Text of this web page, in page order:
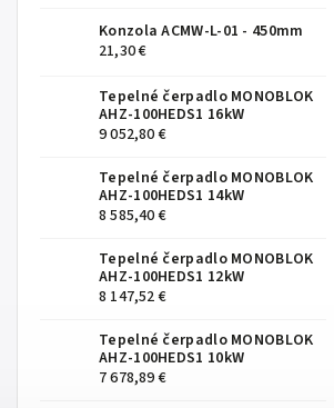
Konzola ACMW-L-01 - 450mm
21,30 €
Tepelné čerpadlo MONOBLOK
AHZ-100HEDS1 16kW
9 052,80 €
Tepelné čerpadlo MONOBLOK
AHZ-100HEDS1 14kW
8 585,40 €
Tepelné čerpadlo MONOBLOK
AHZ-100HEDS1 12kW
8 147,52 €
Tepelné čerpadlo MONOBLOK
AHZ-100HEDS1 10kW
7 678,89 €